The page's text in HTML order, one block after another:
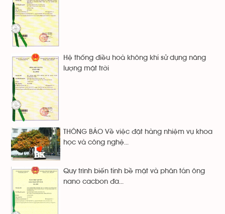
Hệ thống điều hoà không khí sử dụng năng
lượng mặt trời
THÔNG BÁO Về việc đặt hàng nhiệm vụ khoa
học và công nghệ...
Quy trình biến tính bề mặt và phân tán ông
nano cacbon đa...